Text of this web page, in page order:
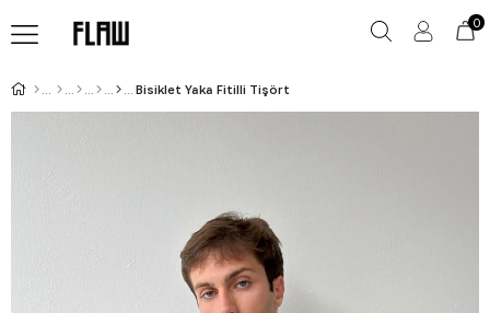
0
Bisiklet Yaka Fitilli Tişört